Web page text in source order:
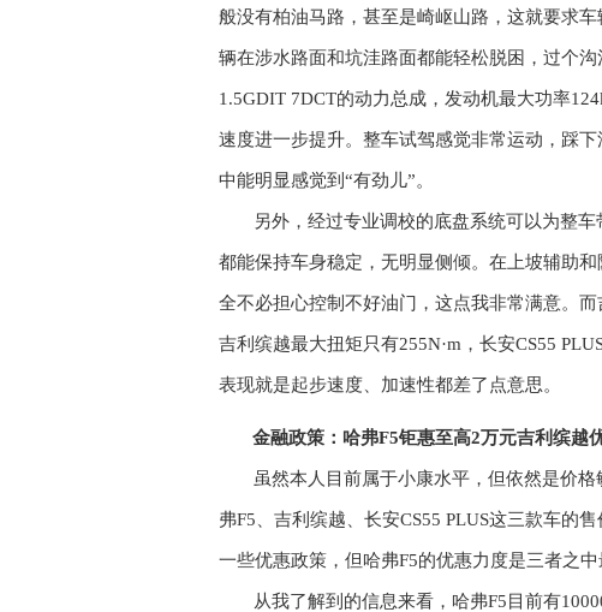
般没有柏油马路，甚至是崎岖山路，这就要求车
辆在涉水路面和坑洼路面都能轻松脱困，过个
1.5GDIT 7DCT的动力总成，发动机最大功率
速度进一步提升。 整车试驾感觉非常运动，踩
中能明显感觉到“有劲儿”。
另外，经过专业调校的底盘系统可以为整
都能保持车身稳定，无明显侧倾。在上坡辅助
全不必担心控制不好油门，这点我非常满意。
吉利缤越最大扭矩只有255N·m ，长安CS55
表现就是起步速度、加速性都差了点意思。
金融政策：哈弗F5钜惠至高2万元吉利缤越
虽然本人目前属于小康水平，但依然是价
弗F5 、吉利缤越、长安CS55 PLUS这三款车的售
一些优惠政策，但哈弗F5的优惠力度是三者之
从我了解到的信息来看，哈弗F5 目前有